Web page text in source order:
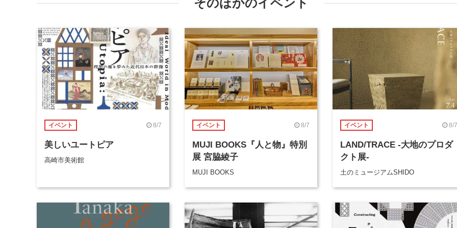
そのほかのイベント
イベント 8/7
美しいユートピア
高崎市美術館
イベント 8/7
MUJI BOOKS『人と物』特別
展 宮脇綾子
MUJI BOOKS
イベント 8/7
LAND/TRACE -大地のプロダ
クト展-
土のミュージアムSHIDO